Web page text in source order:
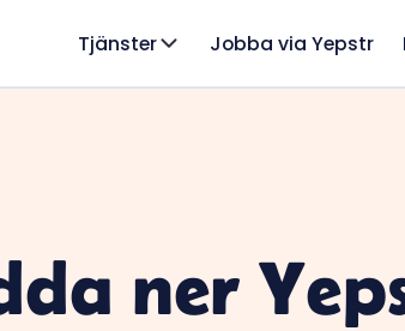
Tjänster Jobba via Yepstr
ner